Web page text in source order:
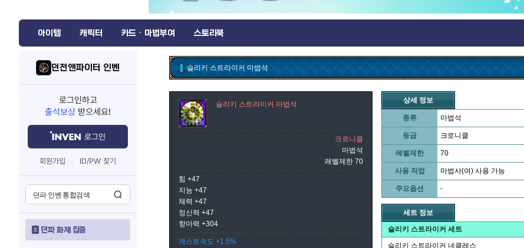
아이템 캐릭터 카드 · 마법부여 스토리북
던전앤파이터 인벤
로그인하고
출석보상 받으세요!
로그인
회원가입 ID/PW 찾기
던파 화제 집중
슬리키 스트라이커 마법석
슬리키 스트라이커 마법석
크로니클
마법석
레벨제한 70
힘 +47
지능 +47
체력 +47
정신력 +47
항마력 +304
캐스트속도 +1.5%
상세 정보
종류 마법석
등급 크로니클
레벨제한 70
사용 직업 마법사(여) 사용 가능
주요옵션 -
세트 정보
슬리키 스트라이커 세트
슬리키 스트라이커 네클레스